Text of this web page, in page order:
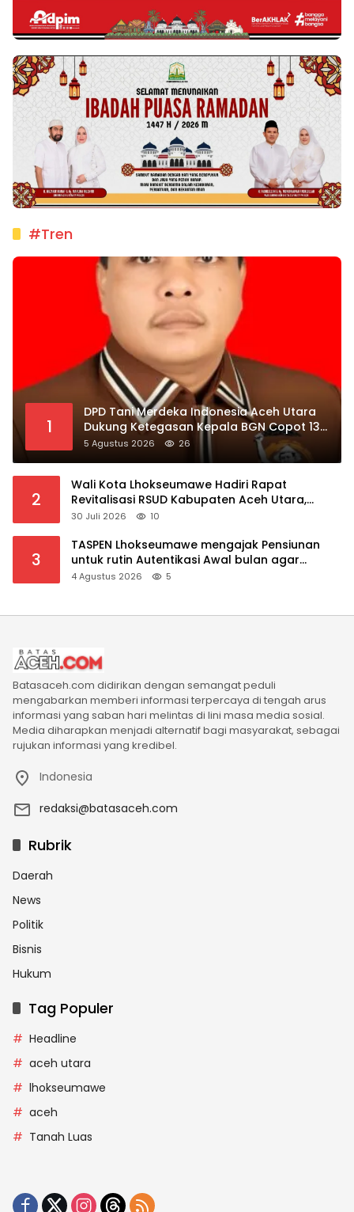
#Tren
1
DPD Tani Merdeka Indonesia Aceh Utara
Dukung Ketegasan Kepala BGN Copot 137
Kepala SPPG
5 Agustus 2026 26
2
Wali Kota Lhokseumawe Hadiri Rapat
Revitalisasi RSUD Kabupaten Aceh Utara,
Bahas Pengalihan Kepemilikan RSU Cut Meutia
30 Juli 2026 10
3
TASPEN Lhokseumawe mengajak Pensiunan
untuk rutin Autentikasi Awal bulan agar
Manfaat Pensiun tetap Lancar
4 Agustus 2026 5
Batasaceh.com didirikan dengan semangat peduli
mengabarkan memberi informasi terpercaya di tengah arus
informasi yang saban hari melintas di lini masa media sosial.
Media diharapkan menjadi alternatif bagi masyarakat, sebagai
rujukan informasi yang kredibel.
Indonesia
redaksi@batasaceh.com
Rubrik
Daerah
News
Politik
Bisnis
Hukum
Tag Populer
Headline
aceh utara
lhokseumawe
aceh
Tanah Luas